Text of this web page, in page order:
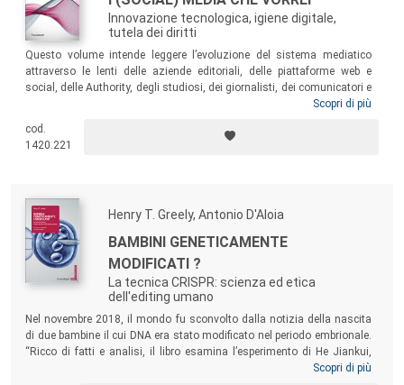
Innovazione tecnologica, igiene digitale,
tutela dei diritti
Questo volume intende leggere l’evoluzione del sistema mediatico
attraverso le lenti delle aziende editoriali, delle piattaforme web e
social, delle Authority, degli studiosi, dei giornalisti, dei comunicatori e
delle nuove figure professionali impegnate nel settore, con l’obiettivo di
possibili interventi legislativi e nuove linee guida finalizzate a
governare al meglio gli urti dei cambiamenti indotti dalla
Scopri di più
cod.
1420.221
Henry T. Greely, Antonio D'Aloia
BAMBINI GENETICAMENTE
MODIFICATI ?
La tecnica CRISPR: scienza ed etica
dell'editing umano
Nel novembre 2018, il mondo fu sconvolto dalla notizia della nascita
di due bambine il cui DNA era stato modificato nel periodo embrionale.
“Ricco di fatti e analisi, il libro esamina l’esperimento di He Jiankui,
spiega perché Greely ritiene che sia sbagliato, descrive la reazione del
Scopri di più